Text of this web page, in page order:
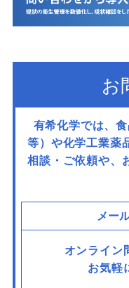
お
有希化学では、
等）や化学工業薬
相談・ご依頼や、
メー
オンライン
お気軽